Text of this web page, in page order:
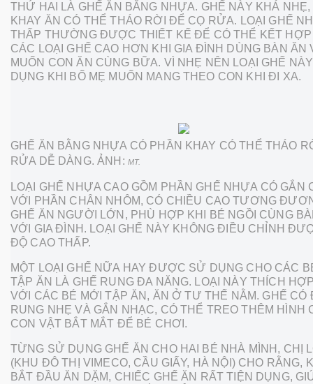
THỨ HAI LÀ GHẾ ĂN BẰNG NHỰA. GHẾ NÀY KHÁ
KHAY ĂN CÓ THỂ THÁO RỜI ĐỂ CỌ RỬA. LOẠI GHẾ
THẤP THƯỜNG ĐƯỢC THIẾT KẾ ĐỂ CÓ THỂ KẾT
CÁC LOẠI GHẾ CAO HƠN KHI GIA ĐÌNH DÙNG BÀN ĂN
MUỐN CON ĂN CÙNG BỮA. VÌ NHẸ NÊN LOẠI GHẾ
DỤNG KHI BỐ MẸ MUỐN MANG THEO CON KHI ĐI XA.
GHẾ ĂN BẰNG NHỰA CÓ PHẦN KHAY CÓ THỂ THÁO
RỬA DỄ DÀNG. ẢNH: MT.
LOẠI GHẾ NHỰA CAO GỒM PHẦN GHẾ NHỰA CÓ GẮN
VỚI PHẦN CHÂN NHÔM, CÓ CHIỀU CAO TƯƠNG
GHẾ ĂN NGƯỜI LỚN, PHÙ HỢP KHI BÉ NGỒI CÙNG
VỚI GIA ĐÌNH. LOẠI GHẾ NÀY KHÔNG ĐIỀU CHỈNH
ĐỘ CAO THẤP.
MỘT LOẠI GHẾ NỮA HAY ĐƯỢC SỬ DỤNG CHO CÁC
TẬP ĂN LÀ GHẾ RUNG ĐA NĂNG. LOẠI NÀY THÍCH
VỚI CÁC BÉ MỚI TẬP ĂN, ĂN Ở TƯ THẾ NẰM. GHẾ CÓ
RUNG NHẸ VÀ GẮN NHẠC, CÓ THỂ TREO THÊM HÌNH
CON VẬT BẮT MẮT ĐỂ BÉ CHƠI.
TỪNG SỬ DỤNG GHẾ ĂN CHO HAI BÉ NHÀ MÌNH, CHỊ
(KHU ĐÔ THỊ VIMECO, CẦU GIẤY, HÀ NỘI) CHO RẰNG,
BẮT ĐẦU ĂN DẶM, CHIẾC GHẾ ĂN RẤT TIỆN DỤNG,